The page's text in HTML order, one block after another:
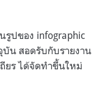
รูปของ infographic
น สอดรับกับรายงาน
ยร ได้จัดทำขึ้นใหม่